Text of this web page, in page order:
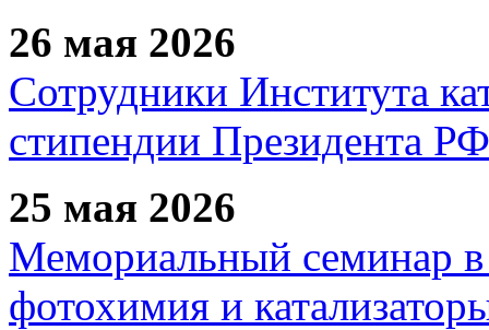
26 мая 2026
Сотрудники Института
стипендии Президента РФ
25 мая 2026
Мемориальный семинар в
фотохимия и